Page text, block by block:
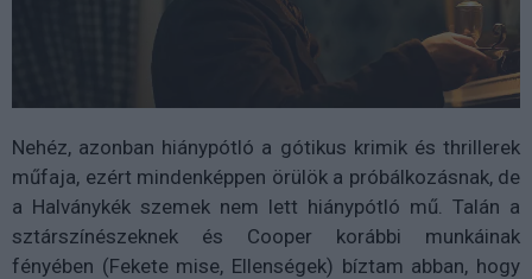
Nehéz, azonban hiánypótló a gótikus krimik és thrillerek
műfaja, ezért mindenképpen örülök a próbálkozásnak, de
a Halványkék szemek nem lett hiánypótló mű. Talán a
sztárszínészeknek és Cooper korábbi munkáinak
fényében (Fekete mise, Ellenségek) bíztam abban, hogy